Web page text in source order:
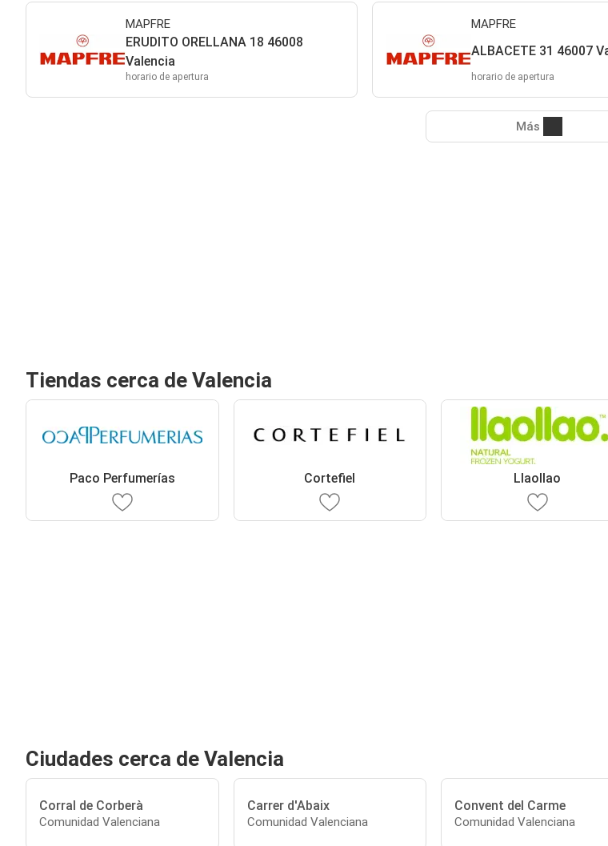
MAPFRE
ERUDITO ORELLANA 18 46008
Valencia
horario de apertura
MAPFRE
ALBACETE 31 46007
horario de apertura
Más
Tiendas cerca de Valencia
Paco Perfumerías Cortefiel Llaollao
Ciudades cerca de Valencia
Corral de Corberà
Comunidad Valenciana
Carrer d'Abaix
Comunidad Valenciana
Convent del Carme
Comunidad Valenciana